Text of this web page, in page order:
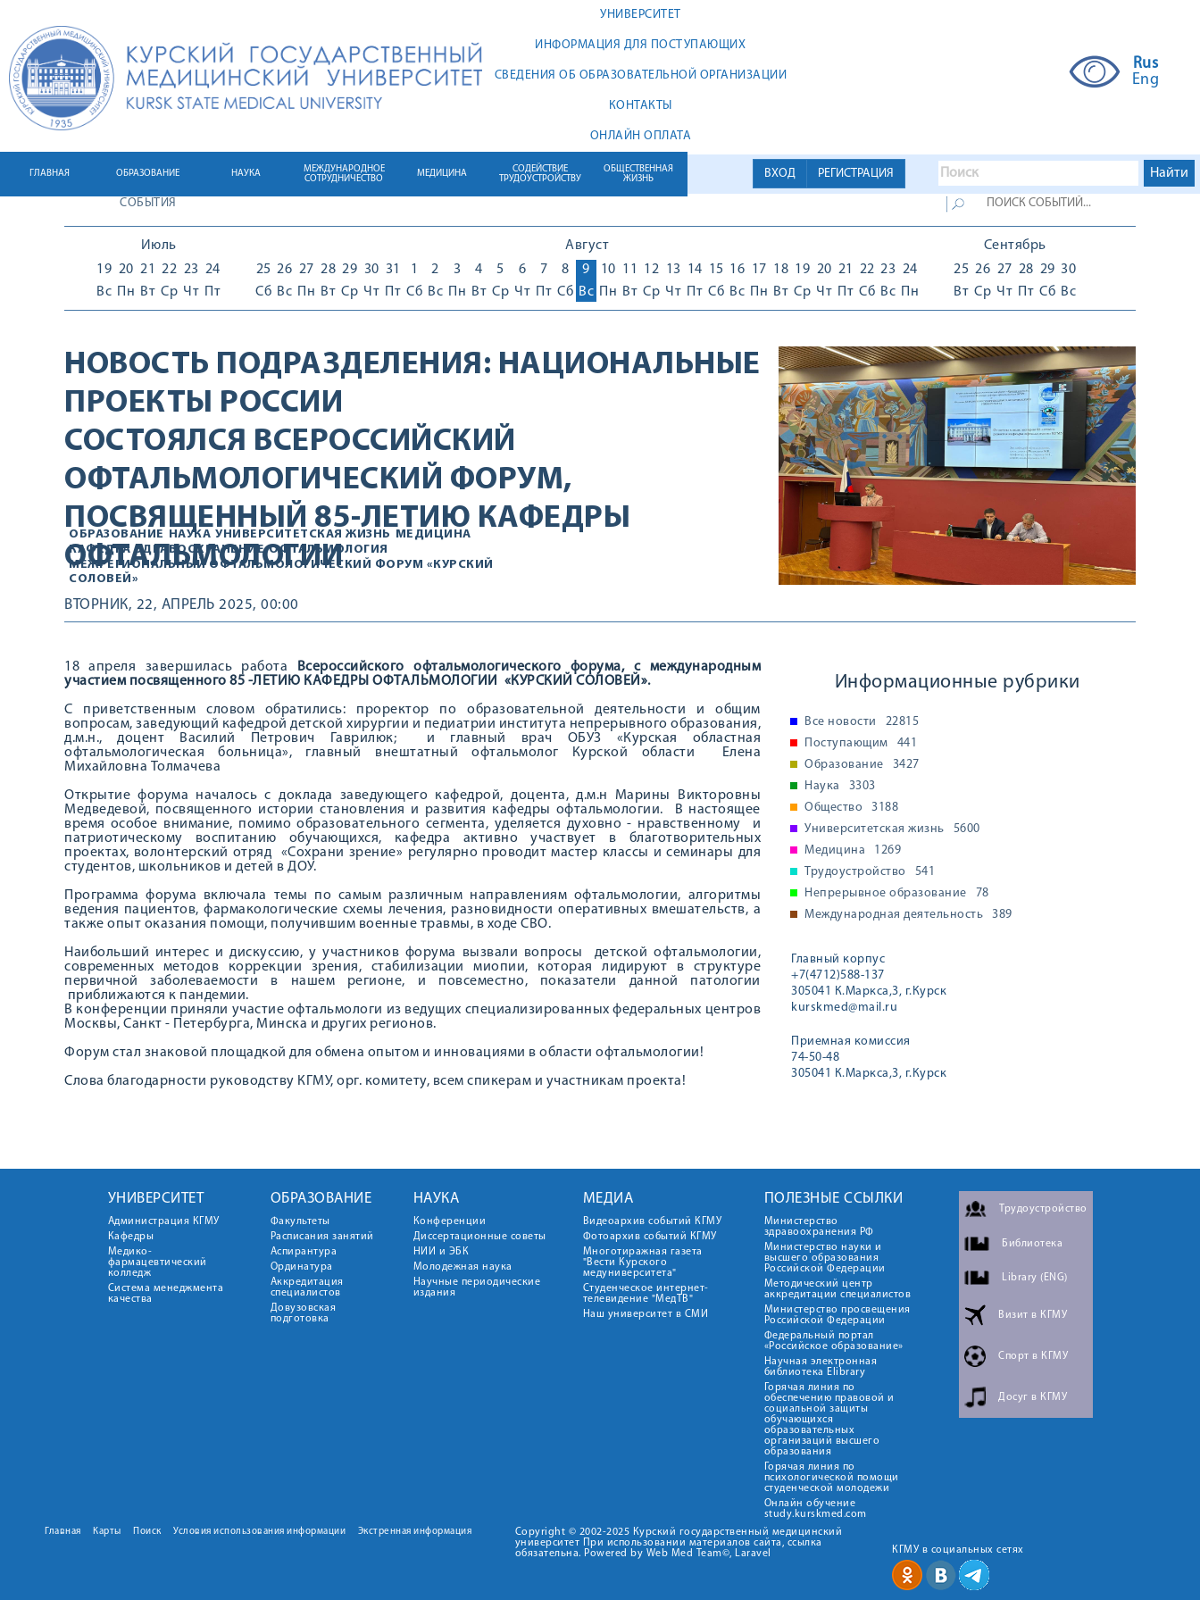
УНИВЕРСИТЕТ
ИНФОРМАЦИЯ ДЛЯ ПОСТУПАЮЩИХ
СВЕДЕНИЯ ОБ ОБРАЗОВАТЕЛЬНОЙ ОРГАНИЗАЦИИ
КОНТАКТЫ
ОНЛАЙН ОПЛАТА
Rus
Eng
ВХОД РЕГИСТРАЦИЯ
ГЛАВНАЯ ОБРАЗОВАНИЕ НАУКА
МЕЖДУНАРОДНОЕ
СОТРУДНИЧЕСТВО
МЕДИЦИНА
СОДЕЙСТВИЕ
ТРУДОУСТРОЙСТВУ
ОБЩЕСТВЕННАЯ
ЖИЗНЬ
СОБЫТИЯ
Июль
19
Вс
20
Пн
21
Вт
22
Ср
23
Чт
24
Пт
Август
25
Сб
26
Вс
27
Пн
28
Вт
29
Ср
30
Чт
31
Пт
1
Сб
2
Вс
3
Пн
4
Вт
5
Ср
6
Чт
7
Пт
8
Сб
9
Вс
10
Пн
11
Вт
12
Ср
13
Чт
14
Пт
15
Сб
16
Вс
17
Пн
18
Вт
19
Ср
20
Чт
21
Пт
22
Сб
23
Вс
24
Пн
Сентябрь
25
Вт
26
Ср
27
Чт
28
Пт
29
Сб
30
Вс
НОВОСТЬ ПОДРАЗДЕЛЕНИЯ: НАЦИОНАЛЬНЫЕ
ПРОЕКТЫ РОССИИ
СОСТОЯЛСЯ ВСЕРОССИЙСКИЙ
ОФТАЛЬМОЛОГИЧЕСКИЙ ФОРУМ,
ПОСВЯЩЕННЫЙ 85-ЛЕТИЮ КАФЕДРЫ
ОФТАЛЬМОЛОГИИ
ОБРАЗОВАНИЕ НАУКА УНИВЕРСИТЕТСКАЯ ЖИЗНЬ МЕДИЦИНА
КАФЕДРА ЗДРАВООХРАНЕНИЕ ОФТАЛЬМОЛОГИЯ
МЕЖРЕГИОНАЛЬНЫЙ ОФТАЛЬМОЛОГИЧЕСКИЙ ФОРУМ «КУРСКИЙ
СОЛОВЕЙ»
ВТОРНИК, 22, АПРЕЛЬ 2025, 00:00
18 апреля завершилась работа Всероссийского офтальмологического форума, с международным
участием посвященного 85 -ЛЕТИЮ КАФЕДРЫ ОФТАЛЬМОЛОГИИ «КУРСКИЙ СОЛОВЕЙ».
С приветственным словом обратились: проректор по образовательной деятельности и общим
вопросам, заведующий кафедрой детской хирургии и педиатрии института непрерывного образования,
д.м.н., доцент Василий Петрович Гаврилюк; и главный врач ОБУЗ «Курская областная
офтальмологическая больница», главный внештатный офтальмолог Курской области Елена
Михайловна Толмачева
Открытие форума началось с доклада заведующего кафедрой, доцента, д.м.н Марины Викторовны
Медведевой, посвященного истории становления и развития кафедры офтальмологии. В настоящее
время особое внимание, помимо образовательного сегмента, уделяется духовно - нравственному и
патриотическому воспитанию обучающихся, кафедра активно участвует в благотворительных
проектах, волонтерский отряд «Сохрани зрение» регулярно проводит мастер классы и семинары для
студентов, школьников и детей в ДОУ.
Программа форума включала темы по самым различным направлениям офтальмологии, алгоритмы
ведения пациентов, фармакологические схемы лечения, разновидности оперативных вмешательств, а
также опыт оказания помощи, получившим военные травмы, в ходе СВО.
Наибольший интерес и дискуссию, у участников форума вызвали вопросы детской офтальмологии,
современных методов коррекции зрения, стабилизации миопии, которая лидируют в структуре
первичной заболеваемости в нашем регионе, и повсеместно, показатели данной патологии
приближаются к пандемии.
В конференции приняли участие офтальмологи из ведущих специализированных федеральных центров
Москвы, Санкт - Петербурга, Минска и других регионов.
Форум стал знаковой площадкой для обмена опытом и инновациями в области офтальмологии!
Слова благодарности руководству КГМУ, орг. комитету, всем спикерам и участникам проекта!
Информационные рубрики
Все новости
22815
Поступающим
441
Образование
3427
Наука
3303
Общество
3188
Университетская жизнь
5600
Медицина
1269
Трудоустройство
541
Непрерывное образование
78
Международная деятельность
389
Главный корпус
+7(4712)588-137
305041 К.Маркса,3, г.Курск
kurskmed@mail.ru
Приемная комиссия
74-50-48
305041 К.Маркса,3, г.Курск
УНИВЕРСИТЕТ
Администрация КГМУ
Кафедры
Медико-
фармацевтический
колледж
Система менеджмента
качества
ОБРАЗОВАНИЕ
Факультеты
Расписания занятий
Аспирантура
Ординатура
Аккредитация
специалистов
Довузовская
подготовка
НАУКА
Конференции
Диссертационные советы
НИИ и ЭБК
Молодежная наука
Научные периодические
издания
МЕДИА
Видеоархив событий КГМУ
Фотоархив событий КГМУ
Многотиражная газета
"Вести Курского
медуниверситета"
Студенческое интернет-
телевидение "МедТВ"
Наш университет в СМИ
ПОЛЕЗНЫЕ ССЫЛКИ
Министерство
здравоохранения РФ
Министерство науки и
высшего образования
Российской Федерации
Методический центр
аккредитации специалистов
Министерство просвещения
Российской Федерации
Федеральный портал
«Российское образование»
Научная электронная
библиотека Elibrary
Горячая линия по
обеспечению правовой и
социальной защиты
обучающихся
образовательных
организаций высшего
образования
Горячая линия по
психологической помощи
студенческой молодежи
Онлайн обучение
study.kurskmed.com
Трудоустройство
Библиотека
Library (ENG)
Визит в КГМУ
Спорт в КГМУ
Досуг в КГМУ
Главная Карты Поиск Условия использования информации Экстренная информация
Copyright © 2002-2025 Курский государственный медицинский
университет При использовании материалов сайта, ссылка
обязательна. Powered by Web Med Team©, Laravel
КГМУ в социальных сетях